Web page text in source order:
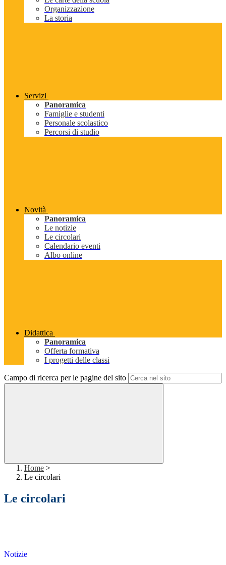
Organizzazione
La storia
Servizi
Panoramica
Famiglie e studenti
Personale scolastico
Percorsi di studio
Novità
Panoramica
Le notizie
Le circolari
Calendario eventi
Albo online
Didattica
Panoramica
Offerta formativa
I progetti delle classi
Campo di ricerca per le pagine del sito
Home >
Le circolari
Le circolari
Notizie